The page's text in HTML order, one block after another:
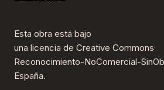
Esta obra está bajo
una licencia de Creative Commons
Reconocimiento-NoComercial-
España.